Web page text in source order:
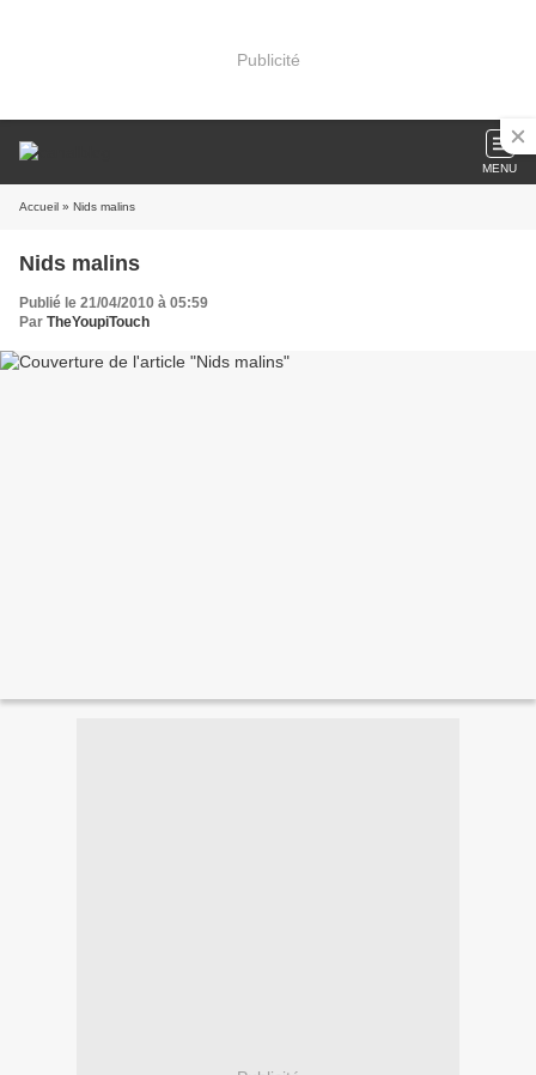
Publicité
MENU
Accueil » Nids malins
Nids malins
Publié le 21/04/2010 à 05:59
Par TheYoupiTouch